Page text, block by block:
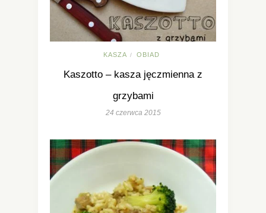
KASZA / OBIAD
Kaszotto – kasza jęczmienna z
grzybami
24 czerwca 2015